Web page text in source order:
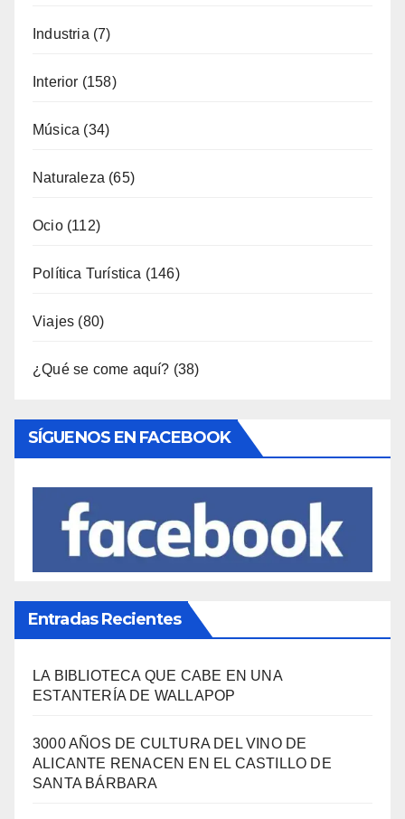
Industria (7)
Interior (158)
Música (34)
Naturaleza (65)
Ocio(112)
Política Turística (146)
Viajes (80)
¿Qué se come aquí? (38)
SÍGUENOS EN FACEBOOK
Entradas Recientes
LA BIBLIOTECA QUE CABE EN UNA
ESTANTERÍA DE WALLAPOP
3000 AÑOS DE CULTURA DEL VINO DE
ALICANTE RENACEN EN EL CASTILLO DE
SANTA BÁRBARA